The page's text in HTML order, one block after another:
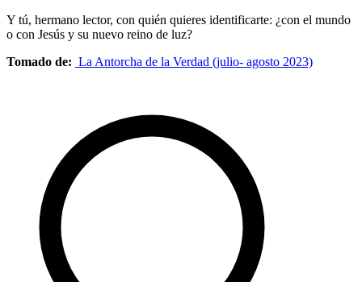
Y tú, hermano lector, con quién quieres identificarte: ¿con el mundo
o con Jesús y su nuevo reino de luz?
Tomado de: La Antorcha de la Verdad (julio- agosto 2023)